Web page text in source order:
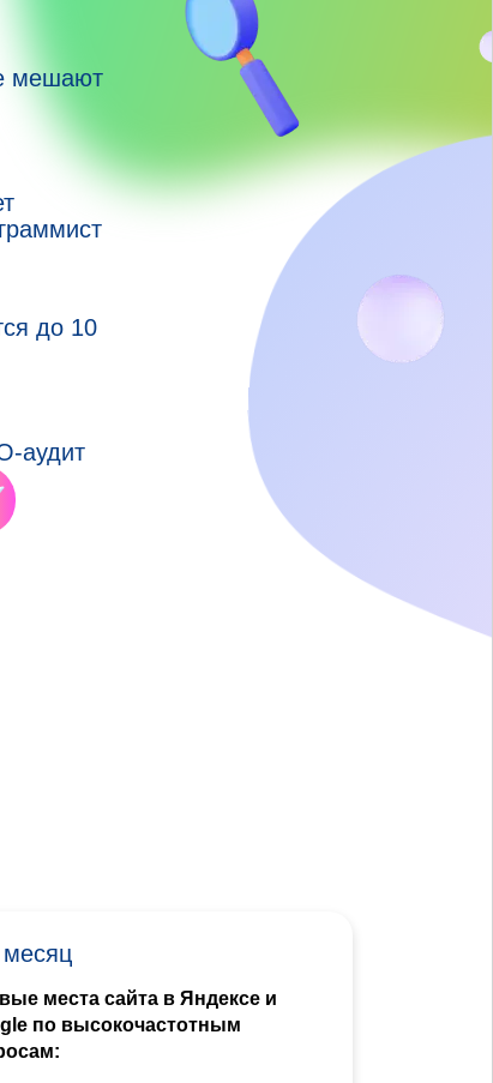
мешают
до 10
аудит
места сайта в Яндексе и
по высокочастотным